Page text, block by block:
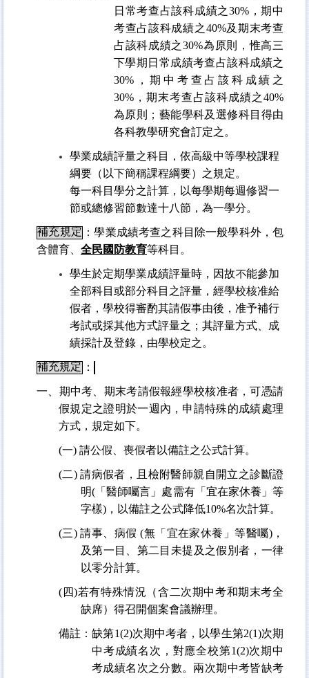
日常考查占該科成績之30%，期中
考查占該科成績之40%及期末考查
占該科成績之30%為原則，惟高三
下學期日常成績考查占該科成績之
30% ，期中考查占該科成績之
30% ，期末考查占該科成績之40%
為原則；藝能學科及選修科目得由
各科教學研究會訂定之。
學業成績評量之科目，依高級中等學校課程
綱要（以下簡稱課程綱要）之規定。
每一科目學分之計算，以每學期每週修習一
節或總修習節數達十八節，為一學分。
補充規定 ：學業成績考查之科目除一般學科外，包
含體育、 全民國防教育等科目。
學生於定期學業成績評量時，因故不能參加
全部科目或部分科目之評量，經學校核准給
假者，學校得審酌其請假事由後，准予補行
考試或採其他方式評量之；其評量方式、成
績採計及登錄，由學校定之。
補充規定 ：
一、期中考、期末考請假報經學校核准者，可憑請
假規定之證明於一週內，申請特殊的成績處理
方式，規定如下。
(一) 請公假、喪假者以備註之公式計算。
(二)請病假者，且檢附醫師親自開立之診斷證
明( 「醫師囑言」處需有「宜在家休養」等
字樣) ，以備註之公式降低10%名次計算。
(三)請事、病假 (無「宜在家休養」等醫囑)，
及第一目、第二目未提及之假別者，一律
以零分計算。
( 四)若有特殊情況（含二次期中考和期末考全
缺席）得召開個案會議辦理。
備註：缺第1(2)次期中考者，以學生第2(1)次期
中考成績名次，對應全校第1(2)次期中
考成績名次之分數。兩次期中考皆缺考